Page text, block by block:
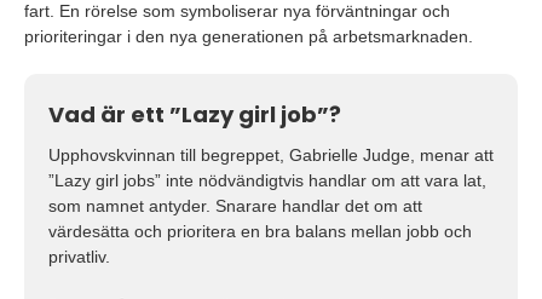
fart. En rörelse som symboliserar nya förväntningar och
prioriteringar i den nya generationen på arbetsmarknaden.
Vad är ett ”Lazy girl job”?
Upphovskvinnan till begreppet, Gabrielle Judge, menar att
”Lazy girl jobs” inte nödvändigtvis handlar om att vara lat,
som namnet antyder. Snarare handlar det om att
värdesätta och prioritera en bra balans mellan jobb och
privatliv.